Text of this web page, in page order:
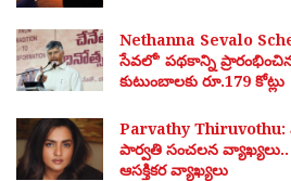
Nethanna Sevalo
సేవలో’ పథకాన్ని
కుటుంబాలకు రూ.179 కోట్లు
Parvathy
పార్వతి సంచలన
ఆసక్తికర వ్యాఖ్యలు